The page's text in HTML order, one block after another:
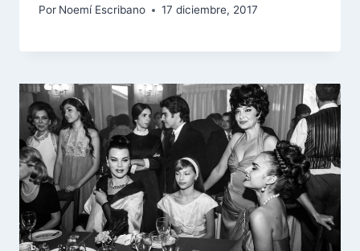
Por Noemí Escribano 17 diciembre, 2017